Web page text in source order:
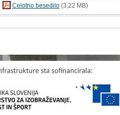
Celotno besedilo (3,22 MB)